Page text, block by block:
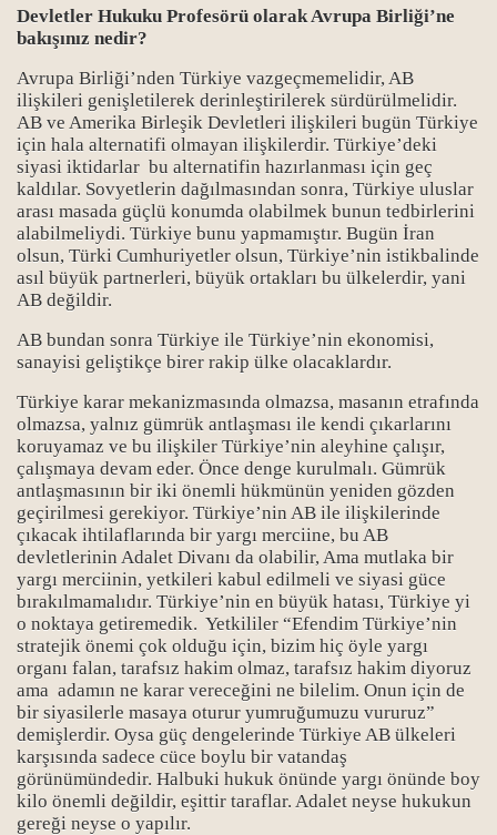
Devletler Hukuku Profesörü olarak Avrupa Birliği’ne
bakışınız nedir?
Avrupa Birliği’nden Türkiye vazgeçmemelidir, AB
ilişkileri genişletilerek derinleştirilerek sürdürülmelidir.
AB ve Amerika Birleşik Devletleri ilişkileri bugün Türkiye
için hala alternatifi olmayan ilişkilerdir. Türkiye’deki
siyasi iktidarlar bu alternatifin hazırlanması için geç
kaldılar. Sovyetlerin dağılmasından sonra, Türkiye uluslar
arası masada güçlü konumda olabilmek bunun tedbirlerini
alabilmeliydi. Türkiye bunu yapmamıştır. Bugün İran
olsun, Türki Cumhuriyetler olsun, Türkiye’nin istikbalinde
asıl büyük partnerleri, büyük ortakları bu ülkelerdir, yani
AB değildir.
AB bundan sonra Türkiye ile Türkiye’nin ekonomisi,
sanayisi geliştikçe birer rakip ülke olacaklardır.
Türkiye karar mekanizmasında olmazsa, masanın etrafında
olmazsa, yalnız gümrük antlaşması ile kendi çıkarlarını
koruyamaz ve bu ilişkiler Türkiye’nin aleyhine çalışır,
çalışmaya devam eder. Önce denge kurulmalı. Gümrük
antlaşmasının bir iki önemli hükmünün yeniden gözden
geçirilmesi gerekiyor. Türkiye’nin AB ile ilişkilerinde
çıkacak ihtilaflarında bir yargı merciine, bu AB
devletlerinin Adalet Divanı da olabilir, Ama mutlaka bir
yargı merciinin, yetkileri kabul edilmeli ve siyasi güce
bırakılmamalıdır. Türkiye’nin en büyük hatası, Türkiye yi
o noktaya getiremedik. Yetkililer “Efendim Türkiye’nin
stratejik önemi çok olduğu için, bizim hiç öyle yargı
organı falan, tarafsız hakim olmaz, tarafsız hakim diyoruz
ama adamın ne karar vereceğini ne bilelim. Onun için de
bir siyasilerle masaya oturur yumruğumuzu vururuz”
demişlerdir. Oysa güç dengelerinde Türkiye AB ülkeleri
karşısında sadece cüce boylu bir vatandaş
görünümündedir. Halbuki hukuk önünde yargı önünde boy
kilo önemli değildir, eşittir taraflar. Adalet neyse hukukun
gereği neyse o yapılır.